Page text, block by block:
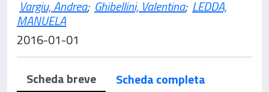
Vargiu, Andrea; Ghibellini, Valentina; LEDDA,
MANUELA
2016-01-01
Scheda breve
Scheda completa